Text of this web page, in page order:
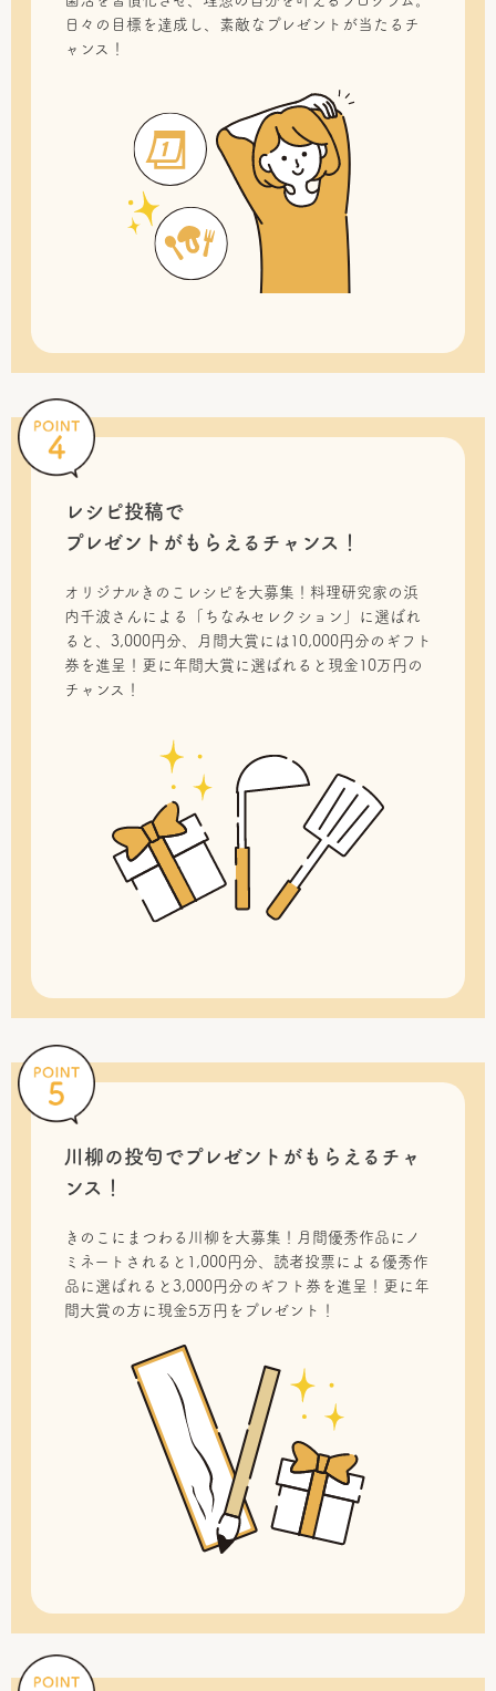
日々の目標を達成し、素敵なプレゼントが当たるチ
ャンス！
レシピ投稿で
プレゼントがもらえるチャンス！
オリジナルきのこレシピを大募集！料理研究家の浜
内千波さんによる「ちなみセレクション」に選ばれ
ると、3,000円分、月間大賞には10,000円分のギフト
券を進呈！更に年間大賞に選ばれると現金10万円の
チャンス！
川柳の投句でプレゼントがもらえるチャ
ンス！
きのこにまつわる川柳を大募集！月間優秀作品にノ
ミネートされると1,000円分、読者投票による優秀作
品に選ばれると3,000円分のギフト券を進呈！更に年
間大賞の方に現金5万円をプレゼント！